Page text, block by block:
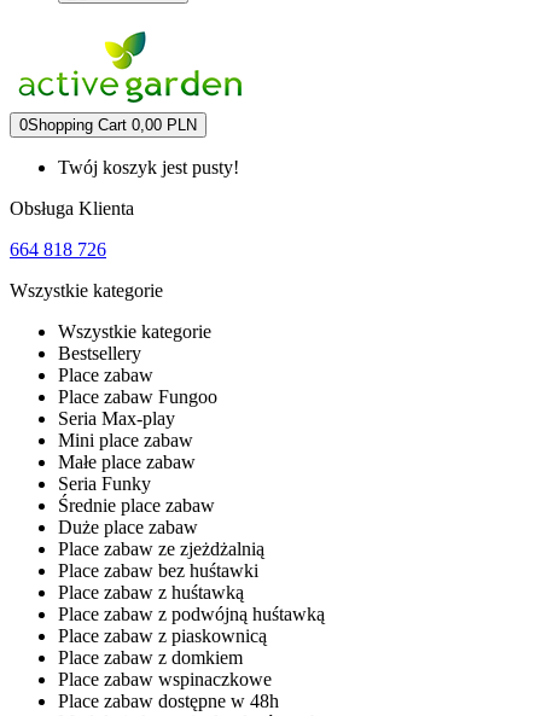
0Shopping Cart 0,00 PLN
Twój koszyk jest pusty!
Obsługa Klienta
664 818 726
Wszystkie kategorie
Wszystkie kategorie
Bestsellery
Place zabaw
Place zabaw Fungoo
Seria Max-play
Mini place zabaw
Małe place zabaw
Seria Funky
Średnie place zabaw
Duże place zabaw
Place zabaw ze zjeżdżalnią
Place zabaw bez huśtawki
Place zabaw z huśtawką
Place zabaw z podwójną huśtawką
Place zabaw z piaskownicą
Place zabaw z domkiem
Place zabaw wspinaczkowe
Place zabaw dostępne w 48h